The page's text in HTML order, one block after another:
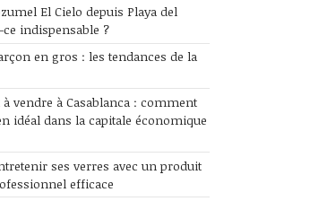
El Cielo depuis Playa del
indispensable ?
en gros : les tendances de la
vendre à Casablanca : comment
idéal dans la capitale économique
ses verres avec un produit
efficace